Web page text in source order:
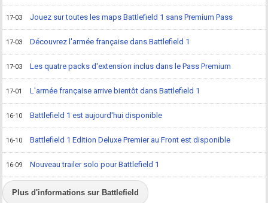
17-03 Jouez sur toutes les maps Battlefield 1 sans Premium Pass
17-03 Découvrez l'armée française dans Battlefield 1
17-03 Les quatre packs d'extension inclus dans le Pass Premium
17-01 L'armée française arrive bientôt dans Battlefield 1
16-10 Battlefield 1 est aujourd'hui disponible
16-10 Battlefield 1 Edition Deluxe Premier au Front est disponible
16-09 Nouveau trailer solo pour Battlefield 1
Plus d'informations sur Battlefield